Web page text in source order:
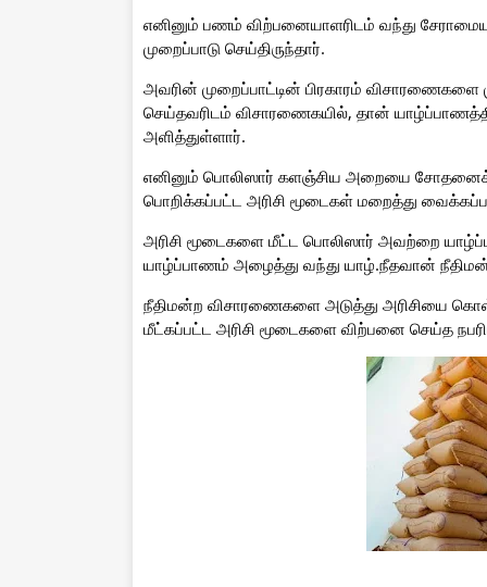
எனினும் பணம் விற்பனையாளரிடம் வந்து
முறைப்பாடு செய்திருந்தார்.
அவரின் முறைப்பாட்டின் பிரகாரம்
செய்தவரிடம் விசாரணைகயில், தான்
அளித்துள்ளார்.
எனினும் பொலிஸார் களஞ்சிய அறையை
பொறிக்கப்பட்ட அரிசி மூடைகள் மறைத்து
அரிசி மூடைகளை மீட்ட பொலிஸார் அவற்றை
யாழ்ப்பாணம் அழைத்து வந்து யாழ்.நீதவான்
நீதிமன்ற விசாரணைகளை அடுத்து அரிசியை
மீட்கப்பட்ட அரிசி மூடைகளை விற்பனை செய்த